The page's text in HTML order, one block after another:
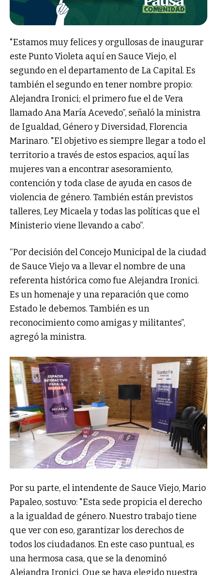
"Estamos muy felices y orgullosas de inaugurar
este Punto Violeta aquí en Sauce Viejo, el
segundo en el departamento de La Capital. Es
también el segundo en tener nombre propio:
Alejandra Ironici; el primero fue el de Vera
llamado Ana María Acevedo”, señaló la ministra
de Igualdad, Género y Diversidad, Florencia
Marinaro. "El objetivo es siempre llegar a todo el
territorio a través de estos espacios, aquí las
mujeres van a encontrar asesoramiento,
contención y toda clase de ayuda en casos de
violencia de género. También están previstos
talleres, Ley Micaela y todas las políticas que el
Ministerio viene llevando a cabo”.
“Por decisión del Concejo Municipal de la ciudad
de Sauce Viejo va a llevar el nombre de una
referenta histórica como fue Alejandra Ironici.
Es un homenaje y una reparación que como
Estado le debemos. También es un
reconocimiento como amigas y militantes”,
agregó la ministra.
Por su parte, el intendente de Sauce Viejo, Mario
Papaleo, sostuvo: "Esta sede propicia el derecho
a la igualdad de género. Nuestro trabajo tiene
que ver con eso, garantizar los derechos de
todos los ciudadanos. En este caso puntual, es
una hermosa casa, que se la denominó
Alejandra Ironici. Que se haya elegido nuestra